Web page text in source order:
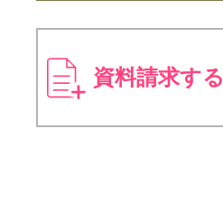
資料請求する